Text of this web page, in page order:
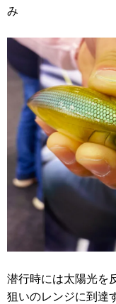
み
潜行時には太陽光を
狙いのレンジに到達